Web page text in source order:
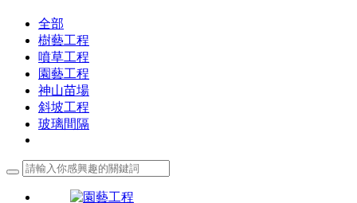
全部
樹藝工程
噴草工程
園藝工程
神山苗場
斜坡工程
玻璃間隔